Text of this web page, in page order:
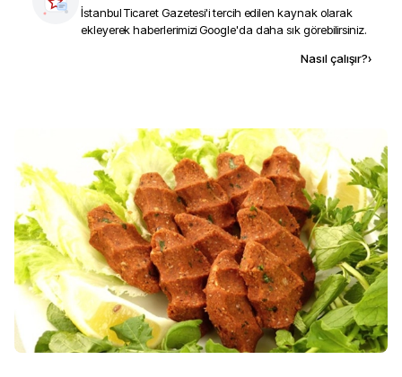
İstanbul Ticaret Gazetesi'i tercih edilen kaynak olarak
ekleyerek haberlerimizi Google'da daha sık görebilirsiniz.
Nasıl çalışır?›